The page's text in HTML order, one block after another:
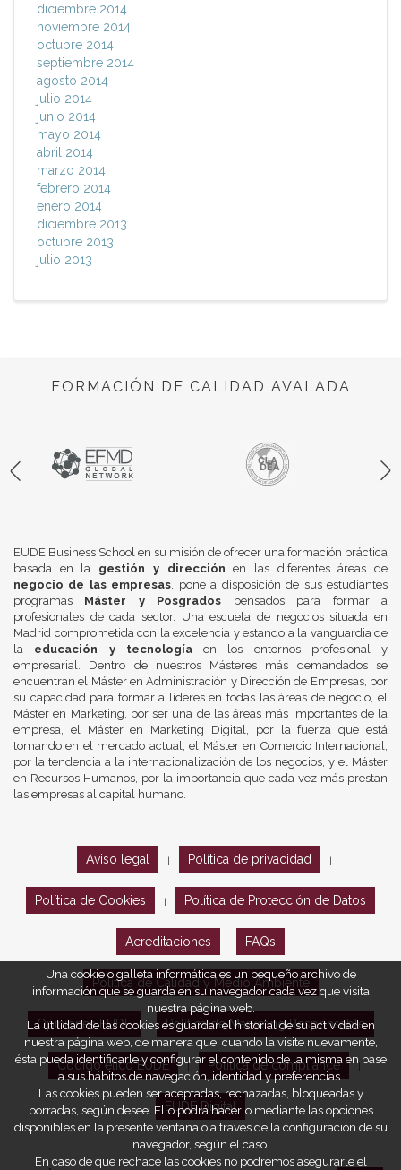
diciembre 2014
noviembre 2014
octubre 2014
septiembre 2014
agosto 2014
julio 2014
junio 2014
mayo 2014
abril 2014
marzo 2014
febrero 2014
enero 2014
diciembre 2013
octubre 2013
julio 2013
FORMACIÓN DE CALIDAD AVALADA
EUDE Business School en su misión de ofrecer una formación práctica
basada en la gestión y dirección en las diferentes áreas de
negocio de las empresas, pone a disposición de sus estudiantes
programas Máster y Posgrados pensados para formar a
profesionales de cada sector. Una escuela de negocios situada en
Madrid comprometida con la excelencia y estando a la vanguardia de
la educación y tecnologíaen los entornos profesional y
empresarial. Dentro de nuestros Másteres más demandados se
encuentran el Máster en Administración y Dirección de Empresas, por
su capacidad para formar a líderes en todas las áreas de negocio, el
Máster en Marketing, por ser una de las áreas más importantes de la
empresa, el Máster en Marketing Digital, por la fuerza que está
tomando en el mercado actual, el Máster en Comercio Internacional,
por la tendencia a la internacionalización de los negocios, y el Máster
en Recursos Humanos, por la importancia que cada vez más prestan
las empresas al capital humano.
Aviso legal Política de privacidad
Política de Cookies Política de Protección de Datos
Acreditaciones FAQs
Política de Calidad y Medio Ambiente
Opiniones EUDE Política de Marketing Responsable
Código ético EUDE Política de compliance
EUDE Digital
Una cookie o galleta informática es un pequeño archivo de
información que se guarda en su navegador cada vez que visita
nuestra página web.
La utilidad de las cookies es guardar el historial de su actividad en
nuestra página web, de manera que, cuando la visite nuevamente,
ésta pueda identificarle y configurar el contenido de la misma en base
a sus hábitos de navegación, identidad y preferencias.
Las cookies pueden ser aceptadas, rechazadas, bloqueadas y
borradas, según desee. Ello podrá hacerlo mediante las opciones
disponibles en la presente ventana o a través de la configuración de su
navegador, según el caso.
En caso de que rechace las cookies no podremos asegurarle el